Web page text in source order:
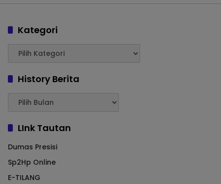
Kategori
History Berita
LInk Tautan
Dumas Presisi
Sp2Hp Online
E-TILANG